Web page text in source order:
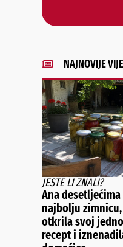
NAJNOVIJE
JESTE LI ZNALI?
Ana
najbolju zimnicu,
otkrila svoj
recept i